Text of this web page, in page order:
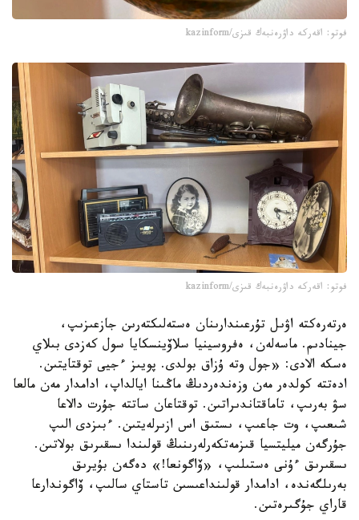
فوتو: اقەركە داۋرەنبەك قىزى/kazinform
فوتو: اقەركە داۋرەنبەك قىزى/kazinform
ەرتەرەكتە اۋىل تۇرعىندارىنان ەستەلىكتەرىن جازعىزىپ،
جينادىم. ماسەلەن، ەفروسينيا سلاۆينسكايا سول كەزدى بىلاي
ەسكە الادى: «جول وتە ۇزاق بولدى. پويىز ءجيى توقتايتىن.
ادەتتە كولدەر مەن وزەندەردىڭ ماڭىنا ايالداپ، ادامدار مەن مالعا
سۋ بەرىپ، تاماقتاندىراتىن. توقتاعان ساتتە جۇرت دالاعا
شىعىپ، وت جاعىپ، ىستىق اس ازىرلەيتىن. ءبىزدى الىپ
جۇرگەن ميليتسيا قىزمەتكەرلەرىنىڭ قولىندا ىسقىرىق بولاتىن.
ىسقىرىق ءۇنى ەستىلىپ، «ۆاگونعا!» دەگەن بۇيرىق
بەرىلگەندە، ادامدار قولىنداعىسىن تاستاي سالىپ، ۆاگوندارعا
قاراي جۇگىرەتىن.